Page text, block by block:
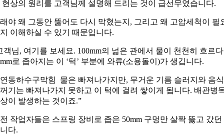
현상의 원리를 고객님께 설명해 드리는 것이 급선무였습니다.
야 왜 그동안 뚫어도 다시 막혔는지, 그리고 왜 고압세척이 필
이해하실 수 있기 때문입니다.
객님, 여기를 보세요. 100mm의 넓은 관에서 물이 천천히 흐르
로 좁아지는 이 ‘턱’ 부분에 와류(소용돌이)가 생깁니다.
동하수구막힘 물은 빠져나가지만, 무거운 기름 슬러지와 음
기는 빠져나가지 못하고 이 턱에 걸려 쌓이게 됩니다. 배관병
이 발생하는 것이죠.”
작업자들은 스프링 장비로 좁은 50mm 구멍만 살짝 뚫고 갔던
다.